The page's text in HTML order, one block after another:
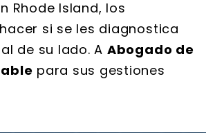
Rhode Island, los
si se les diagnostica
de su lado. A Abogado de
para sus gestiones